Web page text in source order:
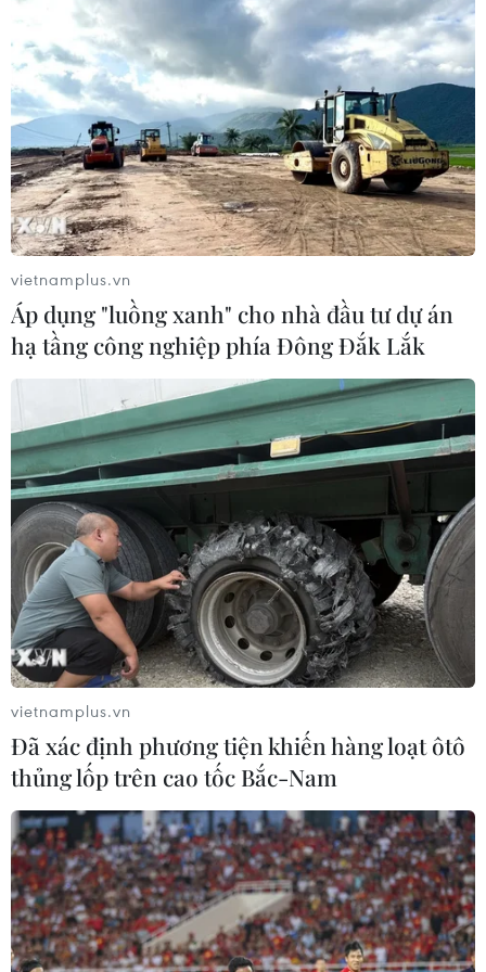
Trẻ sinh ra trong thời phong tỏa vì
COVID-19 có hệ miễn dịch tốt hơn bình
thường
05/03/2024 00:25
Nghiên cứu của các nhà khoa học Ireland cho thấy việc
phong tỏa trong đại dịch COVID-19 đã dẫn đến hai thay
đổi có lợi trong cơ thể trẻ sơ sinh, giúp trẻ ít bị mắc bệnh
và ít bị dị ứng.
vietnamplus.vn
Áp dụng "luồng xanh" cho nhà đầu tư dự án
hạ tầng công nghiệp phía Đông Đắk Lắk
vietnamplus.vn
Đã xác định phương tiện khiến hàng loạt ôtô
thủng lốp trên cao tốc Bắc-Nam